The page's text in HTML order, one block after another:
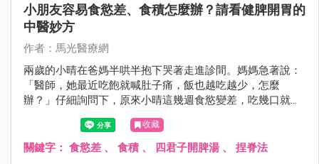
小朋友容易食慾差、食積怎麼辦？請看健脾開胃的
中醫妙方
作者：馬光醫療網
兩歲的小晴在爸媽半哄半抱下哭著走進診間。媽媽急著說：
「醫師，她最近吃飽就喊肚子痛，飯也越吃越少，怎麼
辦？」仔細詢問下，原來小晴這幾週食慾變差，吃幾口就說
飽，偏愛零食卻不碰正餐，甚至有時吃完還會嘔吐，讓爸媽
收藏
關鍵字： 食慾差 、 食積 、 四君子開脾湯 、 捏脊法